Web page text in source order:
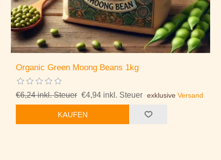
Organic Green Moong Beans 1kg
€6,24 inkl. Steuer €4,94 inkl. Steuer exklusiveVersand
KAUFEN